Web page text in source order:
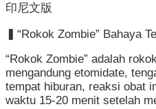
塗
M
痘
醫
印尼文版
▍“Rokok Zombie” Bahaya
“Rokok Zombie” adalah
mengandung etomidate,
tempat hiburan, reaksi obat
waktu 15-20 menit setelah